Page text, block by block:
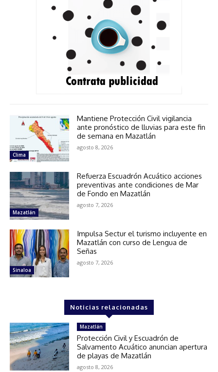
Clima
Mantiene Protección Civil vigilancia
ante pronóstico de lluvias para este fin
de semana en Mazatlán
agosto 8, 2026
Mazatlán
Refuerza Escuadrón Acuático acciones
preventivas ante condiciones de Mar
de Fondo en Mazatlán
agosto 7, 2026
Sinaloa
Impulsa Sectur el turismo incluyente en
Mazatlán con curso de Lengua de
Señas
agosto 7, 2026
Noticias relacionadas
Mazatlán
Protección Civil y Escuadrón de
Salvamento Acuático anuncian apertura
de playas de Mazatlán
agosto 8, 2026